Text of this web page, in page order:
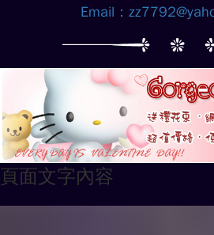
Email：
頁面文字內容